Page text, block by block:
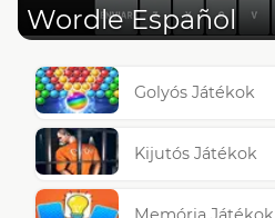
Wordle Español
Golyós Játékok
Kijutós Játékok